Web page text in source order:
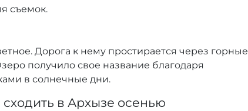
съемок.
Дорога к нему простирается через горные
получило свое название благодаря
в солнечные дни.
в Архызе осенью